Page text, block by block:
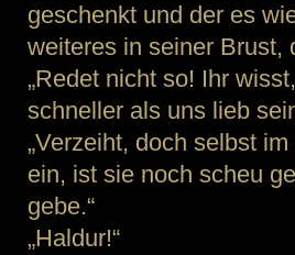
geschenkt und der es
weiteres in seiner Brust,
„Redet nicht so! Ihr
schneller als uns lieb
„Verzeiht, doch selbst
ein, ist sie noch scheu
gebe.“
„Haldur!“